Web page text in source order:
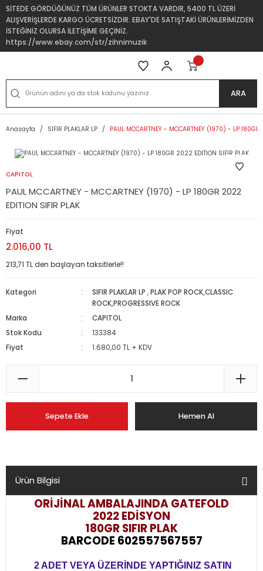
SİTEDE GÖRDÜĞÜNÜZ TÜM ÜRÜNLER STOKTA VARDIR, 5400 TL ÜZERİ
ALIŞVERİŞLERDE KARGO ÜCRETSİZDİR. EBAY'DE SATIŞTAKİ ÜRÜNLERİMİZDEN
İSTEĞİNİZ OLURSA İLETİŞİME GEÇİNİZ.
https://www.ebay.com/str/zihnimuzik
ARA
Anasayfa SIFIR PLAKLAR LP PAUL MCCARTNEY - MCCARTNEY (1970) - LP
CAPITOL
PAUL MCCARTNEY - MCCARTNEY (1970) - LP 180GR 2022
EDITION SIFIR PLAK
Fiyat
2.016,00 TL
213,71 TL den başlayan taksitlerle!!
Kategori SIFIR PLAKLAR LP ,PLAK POP ROCK,CLASSIC
ROCK,PROGRESSIVE ROCK
Marka
CAPITOL
Stok Kodu
133384
Fiyat
1.680,00 TL + KDV
Sepete Ekle Hemen Al
Ürün Bilgisi
ORİJİNAL AMBALAJINDA GATEFOLD
2022 EDİSYON
180GR SIFIR PLAK
BARCODE 602557567557
2 ADET VEYA ÜZERİNDE YAPTIĞINIZ SATIN